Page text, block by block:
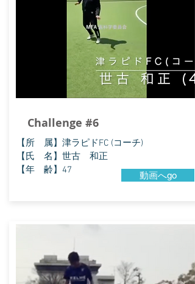
Challenge #6
​【所 属】津ラピドFC (コーチ)
【氏 名】世古 和正
【年 齢】47
動画へgo